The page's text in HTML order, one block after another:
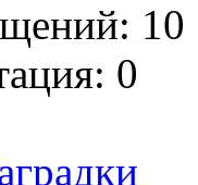
10
0